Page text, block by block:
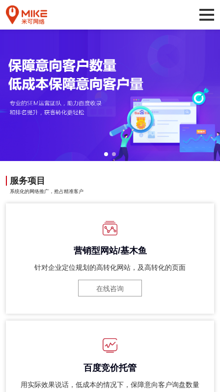
服务项目
系统化的网络推广，抢占精准客户
营销型网站/基木鱼
针对企业定位规划的高转化网站，及高转化的页面
在线咨询
百度竞价托管
用实际效果说话，低成本的情况下，保障意向客户询盘数量